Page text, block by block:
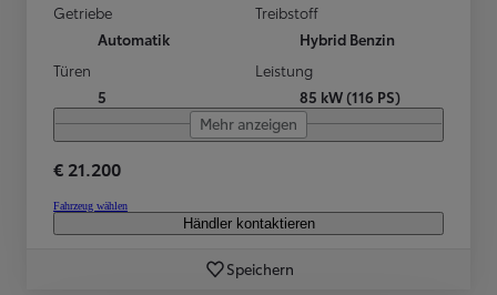
Getriebe
Automatik
Treibstoff
Hybrid Benzin
Türen
5
Leistung
85 kW (116 PS)
Mehr anzeigen
€ 21.200
Fahrzeug wählen
Händler kontaktieren
Speichern